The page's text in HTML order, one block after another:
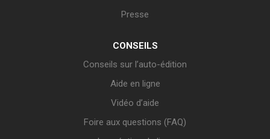
Presse
CONSEILS
Conseils sur l’auto-édition
Aide en ligne
Vidéo d’aide
Foire aux questions (FAQ)